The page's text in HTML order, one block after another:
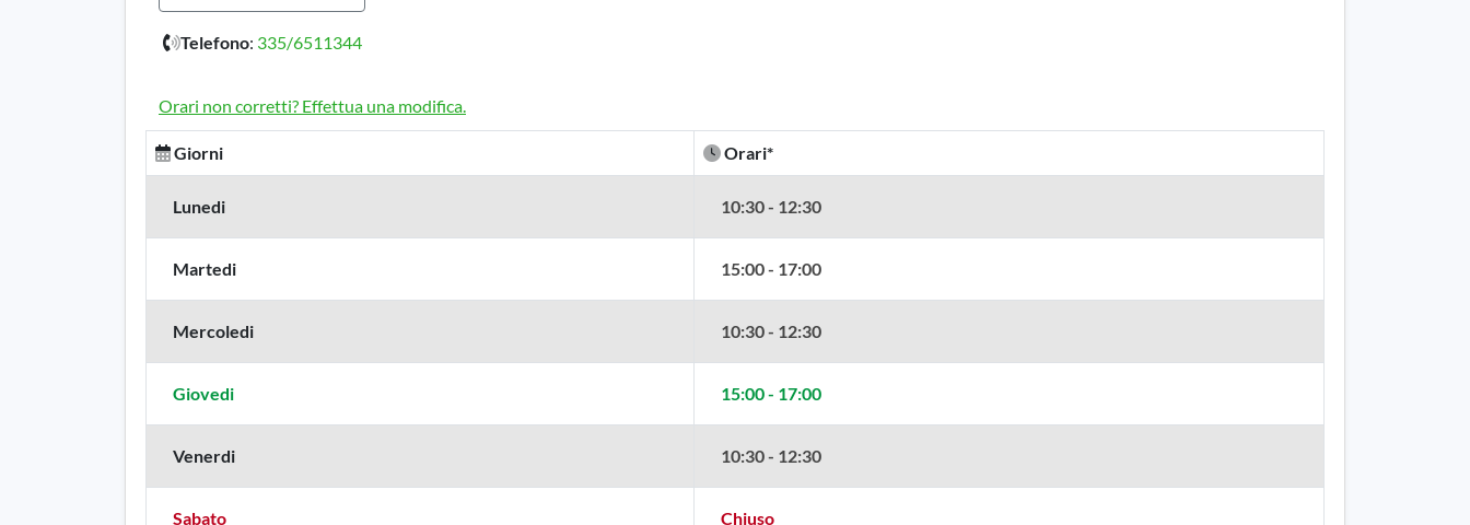
Telefono: 335/6511344
Orari non corretti? Effettua una modifica.
Giorni Orari*
Lunedi 10:30 - 12:30
Martedi 15:00 - 17:00
Mercoledi 10:30 - 12:30
Giovedi 15:00 - 17:00
Venerdi 10:30 - 12:30
Sabato Chiuso